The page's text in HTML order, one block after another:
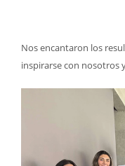
Nos encantaron los
inspirarse con nosotros